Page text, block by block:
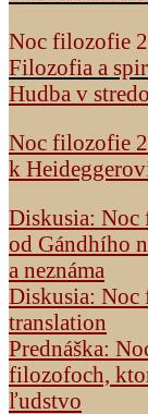
Noc filozofie
Filozofia a
Hudba v
Noc filozofie
k
Diskusia:
od Gándhího
a neznáma
Diskusia: Noc
translation
Prednáška:
filozofoch,
ľudstvo